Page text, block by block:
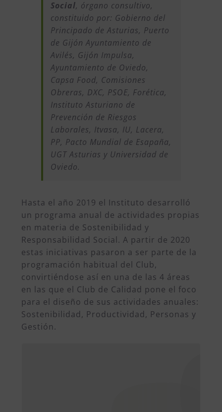
Social, órgano consultivo,
constituido por: Gobierno del
Principado de Asturias, Puerto
de Gijón Ayuntamiento de
Avilés, Gijón Impulsa,
Ayuntamiento de Oviedo,
Capsa Food, Comisiones
Obreras, DXC, PSOE, Forética,
Instituto Asturiano de
Prevención de Riesgos
Laborales, Itvasa, IU, Lacera,
PP, Pacto Mundial de Esapaña,
UGT Asturias y Universidad de
Oviedo.
Hasta el año 2019 el Instituto desarrolló
un programa anual de actividades propias
en materia de Sostenibilidad y
Responsabilidad Social. A partir de 2020
estas iniciativas pasaron a ser parte de la
programación habitual del Club,
convirtiéndose así en una de las 4 áreas
en las que el Club de Calidad pone el foco
para el diseño de sus actividades anuales:
Sostenibilidad, Productividad, Personas y
Gestión.